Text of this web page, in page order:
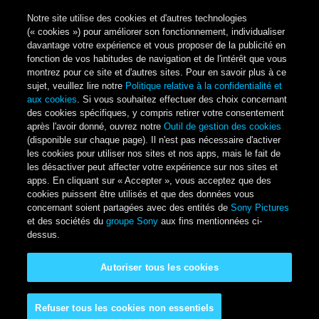
Notre site utilise des cookies et d'autres technologies
(« cookies ») pour améliorer son fonctionnement, individualiser
davantage votre expérience et vous proposer de la publicité en
fonction de vos habitudes de navigation et de l'intérêt que vous
montrez pour ce site et d'autres sites. Pour en savoir plus à ce
sujet, veuillez lire notre Politique relative à la confidentialité et
aux cookies. Si vous souhaitez effectuer des choix concernant
des cookies spécifiques, y compris retirer votre consentement
après l'avoir donné, ouvrez notreOutil de gestion des cookies
(disponible sur chaque page). Il n'est pas nécessaire d'activer
les cookies pour utiliser nos sites et nos apps, mais le fait de
les désactiver peut affecter votre expérience sur nos sites et
apps. En cliquant sur « Accepter », vous acceptez que des
cookies puissent être utilisés et que des données vous
concernant soient partagées avec des entités deSony Pictures
et des sociétés dugroupe Sony aux fins mentionnées ci-
dessus.
Refuser tous les cookies non essentiels
Autoriser tous les cookies